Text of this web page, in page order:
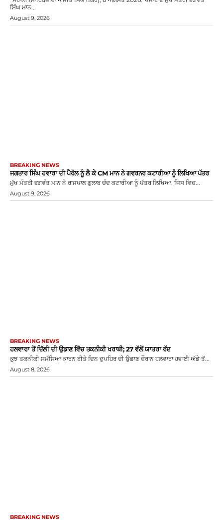
ਸਿੰਘ ਮਾਨ...
August 9, 2026
BREAKING NEWS
ਜਗਤਾਰ ਸਿੰਘ ਹਵਾਰਾ ਦੀ ਪੈਰੋਲ ਨੂੰ ਲੈ ਕੇ CM ਮਾਨ ਨੇ ਗਵਰਨਰ ਕਟਾਰੀਆ ਨੂੰ ਲਿਖਿਆ ਪੱਤਰ
ਮੁੱਖ ਮੰਤਰੀ ਭਗਵੰਤ ਮਾਨ ਨੇ ਰਾਜਪਾਲ ਗੁਲਾਬ ਚੰਦ ਕਟਾਰੀਆ ਨੂੰ ਪੱਤਰ ਲਿਖਿਆ, ਜਿਸ ਵਿਚ...
August 9, 2026
BREAKING NEWS
ਹਲਵਾਰਾ ਤੋਂ ਦਿੱਲੀ ਦੀ ਉਡਾਣ ਵਿੱਚ ਤਕਨੀਕੀ ਖਰਾਬੀ; 27 ਵੱਲੋਂ ਯਾਤਰਾ ਰੱਦ
ਕੁਝ ਤਕਨੀਕੀ ਸਮੱਸਿਆ ਕਾਰਨ ਬੀਤੇ ਦਿਨ ਦੁਪਹਿਰ ਦੀ ਉਡਾਣ ਦੌਰਾਨ ਹਲਵਾਰਾ ਹਵਾਈ ਅੱਡੇ ਤੋਂ...
August 8, 2026
BREAKING NEWS